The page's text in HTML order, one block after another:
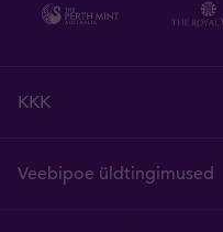
KKK
Veebipoe üldtingimused